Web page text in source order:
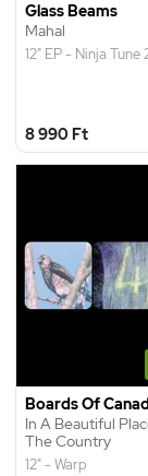
Glass Beams
Mahal
12" EP - Ninja Tune
8 990 Ft
Boards Of
In A Beautiful
The Country
12" - Warp